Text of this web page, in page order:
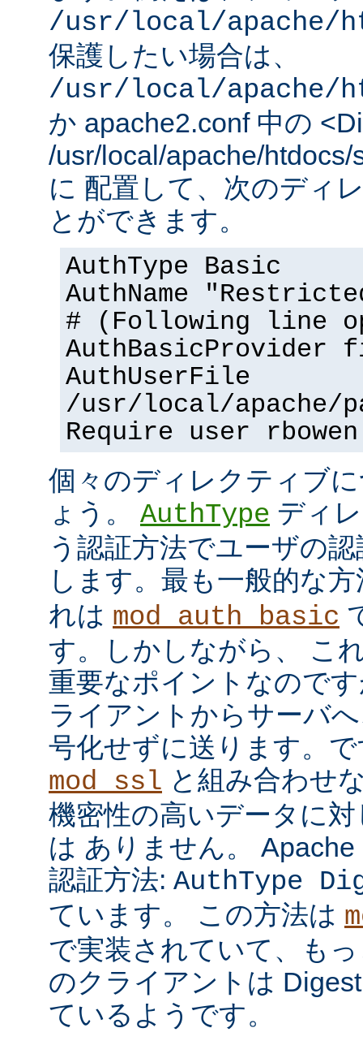
/usr/local/apache/
保護したい場合は、
/usr/local/apache/
か apache2.conf 中の
/usr/local/apache/
に 配置して、次のディ
とができます。
AuthType Basic
AuthName
# (Following line
AuthBasicProvider
AuthUserFile
/usr/local/apache/
Require user rbowen
個々のディレクティブ
ょう。 AuthType ディ
う認証方法でユーザの
します。最も一般的な
れは mod_auth_basic
す。しかしながら、 こ
重要なポイントなので
ライアントからサーバ
号化せずに送ります。
mod_ssl と組み合わせ
機密性の高いデータに
は ありません。
認証方法: AuthType
ています。 この方法は
で実装されていて、も
のクライアントは
ているようです。